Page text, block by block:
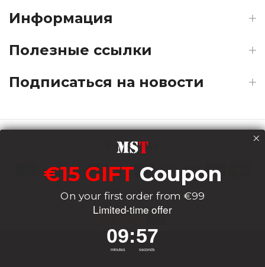
Информация
Полезные ссылки
Подписаться на новости
Payments
Delivery
Socials
€15 GIFT Coupon
On your first order from €99
Limited-time offer
09
minutes
:56
seconds